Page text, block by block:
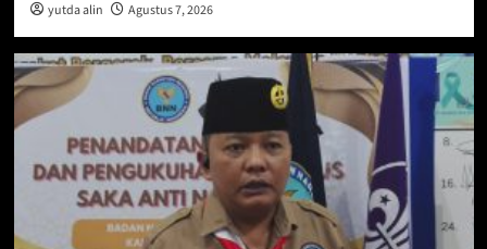
yutda alin Agustus 7, 2026